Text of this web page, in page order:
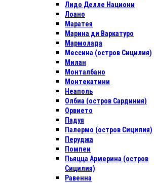
Лидо Делле Национи
Лоано
Маратея
Марина ди Варкатуро
Мармолада
Мессина (остров Сицилия)
Милан
Монталбано
Монтекатини
Неаполь
Олбиа (остров Сардиния)
Орвието
Падуя
Палермо (остров Сицилия)
Перуджа
Помпеи
Пьяцца Армерина (остров
Сицилия)
Равенна